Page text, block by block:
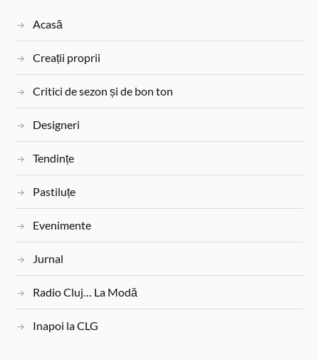
Acasă
Creații proprii
Critici de sezon și de bon ton
Designeri
Tendințe
Pastiluțe
Evenimente
Jurnal
Radio Cluj… La Modă
Inapoi la CLG